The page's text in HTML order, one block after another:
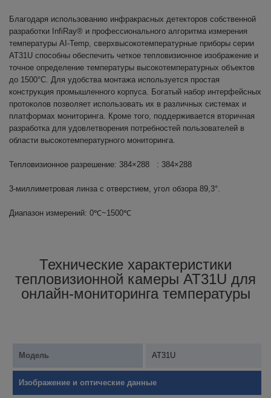
Благодаря использованию инфракрасных детекторов собственной
разработки InfiRay® и профессионального алгоритма измерения
температуры AI-Temp, сверхвысокотемпературные приборы серии
AT31U способны обеспечить четкое тепловизионное изображение и
точное определение температуры высокотемпературных объектов
до 1500°C. Для удобства монтажа используется простая
конструкция промышленного корпуса. Богатый набор интерфейсных
протоколов позволяет использовать их в различных системах и
платформах мониторинга. Кроме того, поддерживается вторичная
разработка для удовлетворения потребностей пользователей в
области высокотемпературного мониторинга.
Тепловизионное разрешение: 384×288 : 384×288
3-миллиметровая линза с отверстием, угол обзора 89,3°.
Диапазон измерений: 0℃~1500℃
Технические характеристики
тепловизионной камеры AT31U для
онлайн-мониторинга температуры
Модель AT31U
Изображение и оптические данные